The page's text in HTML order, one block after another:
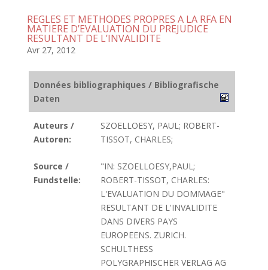
REGLES ET METHODES PROPRES A LA RFA EN
MATIERE D’EVALUATION DU PREJUDICE
RESULTANT DE L’INVALIDITE
Avr 27, 2012
Données bibliographiques / Bibliografische
Daten
Auteurs /
Autoren:
SZOELLOESY, PAUL; ROBERT-
TISSOT, CHARLES;
Source /
Fundstelle:
"IN: SZOELLOESY,PAUL;
ROBERT-TISSOT, CHARLES:
L'EVALUATION DU DOMMAGE"
RESULTANT DE L'INVALIDITE
DANS DIVERS PAYS
EUROPEENS. ZURICH.
SCHULTHESS
POLYGRAPHISCHER VERLAG AG